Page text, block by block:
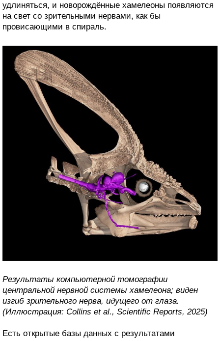
удлиняться, и новорождённые хамелеоны появляются
на свет со зрительными нервами, как бы
провисающими в спираль.
Результаты компьютерной томографии
центральной нервной системы хамелеона; виден
изгиб зрительного нерва, идущего от глаза.
(Иллюстрация: Collins et al., Scientific Reports, 2025)
Есть открытые базы данных с результатами